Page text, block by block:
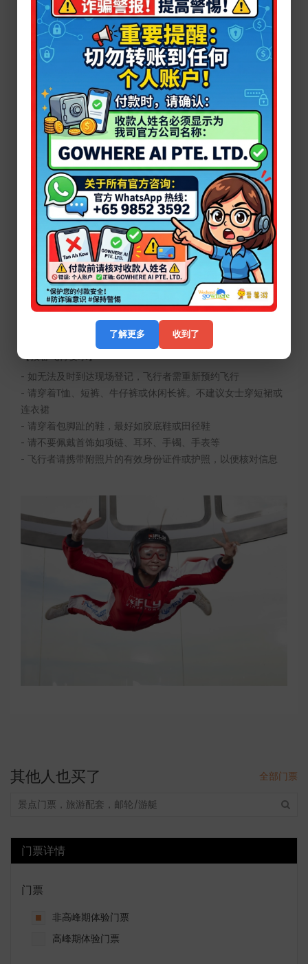
了解更多 收到了
- 年龄不得小于7岁
- 身高1.8米以下者体重不得大于120公斤
- 身高1.8米以上者体重不得大于140公斤
- 孕妇、打石膏、饮用酒精或吸食毒品者不得参加
- 有肩关节脱位史、背部或颈部疾病史者不得参加
- 18岁以下需由父母/监护人陪同，或携带身份证/护照复印件
以及父母/监护人签字的同意书
【预备飞行要求】
- 如无法及时到达现场登记，飞行者需重新预约飞行
- 请穿着T恤、短裤、牛仔裤或休闲长裤。不建议女士穿短裙或
连衣裙
- 请穿着包脚趾的鞋，最好如胶底鞋或田径鞋
- 请不要佩戴首饰如项链、耳环、手镯、手表等
- 飞行者请携带附照片的有效身份证件或护照，以便核对信息
其他人也买了 全部门票
门票详情
门票
非高峰期体验门票
高峰期体验门票